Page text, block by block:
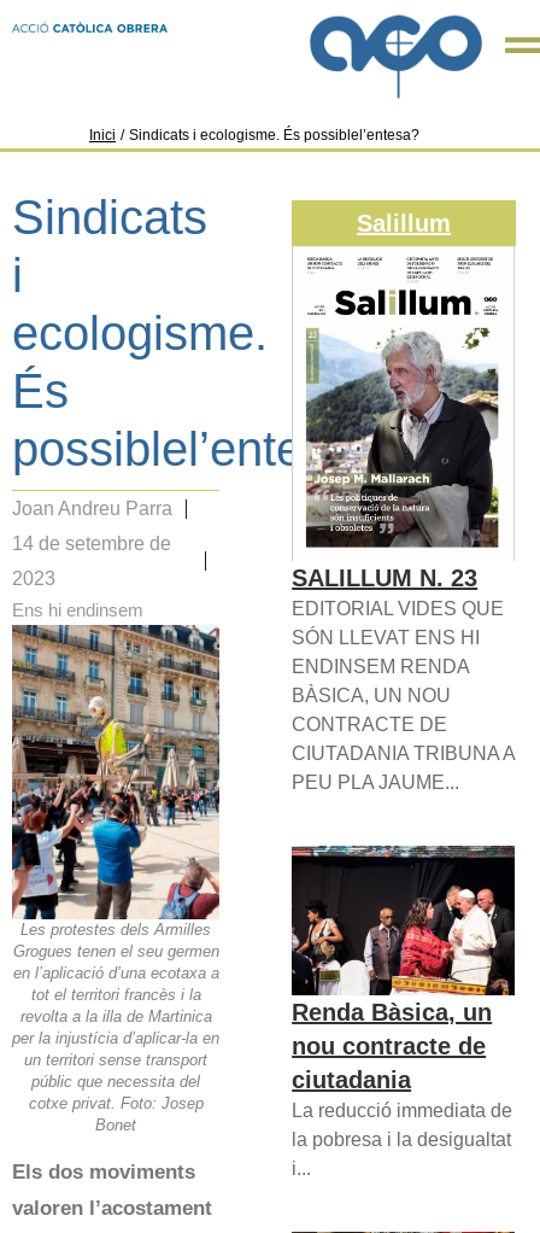
Inici / Sindicats i ecologisme. És possiblel’entesa?
Sindicats
i
ecologisme.
És
possiblel’entesa?
Joan Andreu Parra
14 de setembre de
2023
Ens hi endinsem
Les protestes dels Armilles
Grogues tenen el seu germen
en l’aplicació d’una ecotaxa a
tot el territori francès i la
revolta a la illa de Martinica
per la injustícia d’aplicar-la en
un territori sense transport
públic que necessita del
cotxe privat. Foto: Josep
Bonet
Els dos moviments
valoren l’acostament
Salillum
SALILLUM N. 23
EDITORIAL VIDES QUE
SÓN LLEVAT ENS HI
ENDINSEM RENDA
BÀSICA, UN NOU
CONTRACTE DE
CIUTADANIA TRIBUNA A
PEU PLA JAUME...
Renda Bàsica, un
nou contracte de
ciutadania
La reducció immediata de
la pobresa i la desigualtat
i...